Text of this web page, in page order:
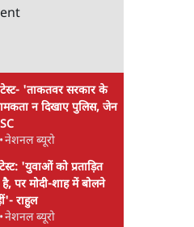
'ताकतवर सरकार के
न दिखाए पुलिस, जेन
•नेशनल ब्यूरो
'युवाओं को प्रताड़ित
है, पर मोदी-शाह में बोलने
राहुल
•नेशनल ब्यूरो